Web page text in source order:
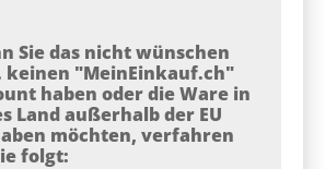
Sie das nicht wünschen
keinen "MeinEinkauf.ch"
haben oder die Ware in
Land außerhalb der EU
möchten, verfahren
folgt: